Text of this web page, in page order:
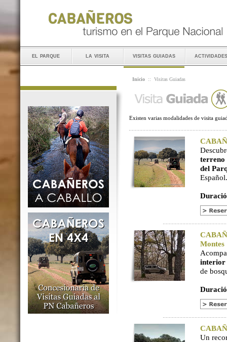
el parque la visita visitas guiadas actividades
Inicio :: Visitas Guiadas
Existen varias modalidades de visita
terreno
del
Español.
Montes
interior
de
Un